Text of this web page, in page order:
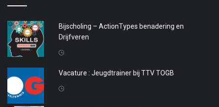
Bijscholing – ActionTypes benadering en
Drijfveren
Vacature : Jeugdtrainer bij TTV TOGB